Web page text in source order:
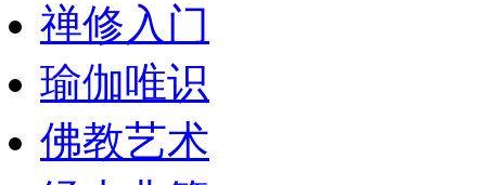
禅修入门
瑜伽唯识
佛教艺术